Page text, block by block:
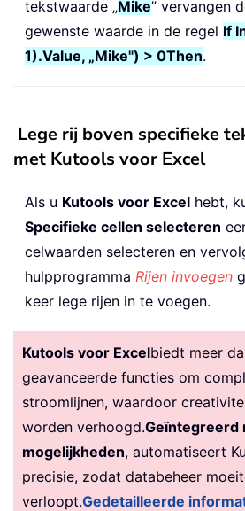
tekstwaarde „Mike” vervangen
gewenste waarde in de regel If
1).Value, „Mike") > 0Then.
Lege rij boven specifieke
met Kutools voor Excel
Als u Kutools voor Excel hebt,
Specifieke cellen selecteren
celwaarden selecteren en
hulpprogramma Rijen invoegen
keer lege rijen in te voegen.
Kutools voor Excelbiedt meer
geavanceerde functies om
stroomlijnen, waardoor
worden verhoogd.Geïntegreerd
mogelijkheden, automatiseert
precisie, zodat databeheer
verloopt.Gedetailleerde